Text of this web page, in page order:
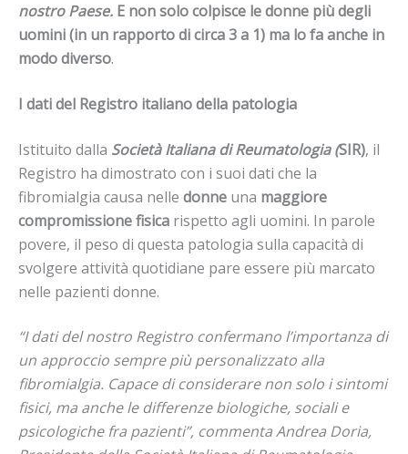
nostro Paese. E non solo colpisce le donne più degli
uomini (in un rapporto di circa 3 a 1) ma lo fa anche in
modo diverso.
I dati del Registro italiano della patologia
Istituito dalla Società Italiana di Reumatologia (SIR), il
Registro ha dimostrato con i suoi dati che la
fibromialgia causa nelle donne una maggiore
compromissione fisica rispetto agli uomini. In parole
povere, il peso di questa patologia sulla capacità di
svolgere attività quotidiane pare essere più marcato
nelle pazienti donne.
“I dati del nostro Registro confermano l’importanza di
un approccio sempre più personalizzato alla
fibromialgia. Capace di considerare non solo i sintomi
fisici, ma anche le differenze biologiche, sociali e
psicologiche fra pazienti”, commenta Andrea Doria,